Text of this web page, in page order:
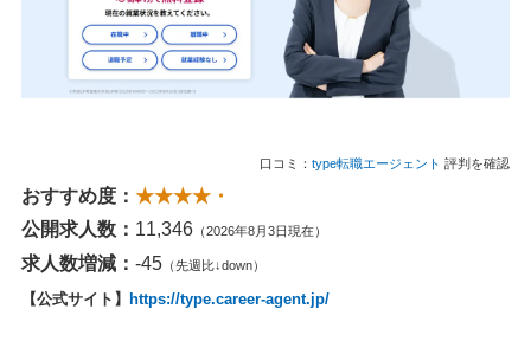
口コミ： type転職エージェント 評判を確認
おすすめ度： ★★★★・
公開求人数： 11,346 （2026年8月3日現在）
求人数増減： -45 （先週比↓down）
【公式サイト】 https://type.career-agent.jp/